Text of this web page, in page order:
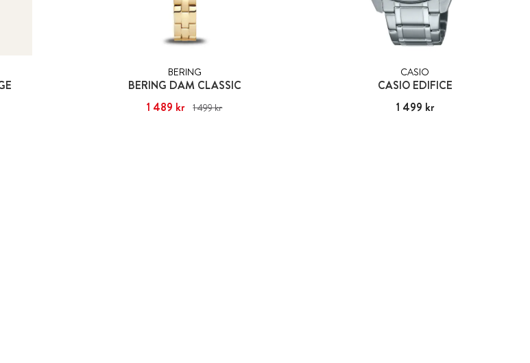
BERING
BERING DAM CLASSIC
Nuvarande pris: 1 489 krTidigare pris
1 489 kr 1 499 kr
CASIO
CASIO EDIFICE
Pris :1 499 kr
1 499 kr